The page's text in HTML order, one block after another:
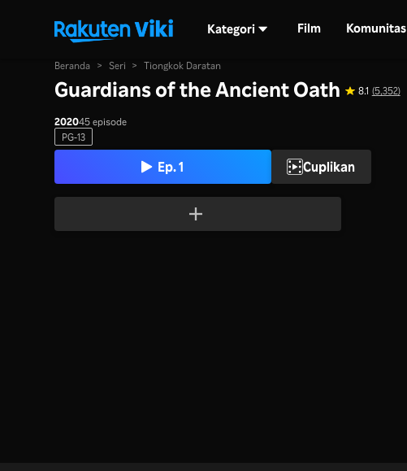
Kategori Film Komunitas
Beranda > Seri > Tiongkok Daratan
Guardians of the Ancient Oath 8.1 (5,352)
202045 episode
PG-13
Ep. 1 Cuplikan